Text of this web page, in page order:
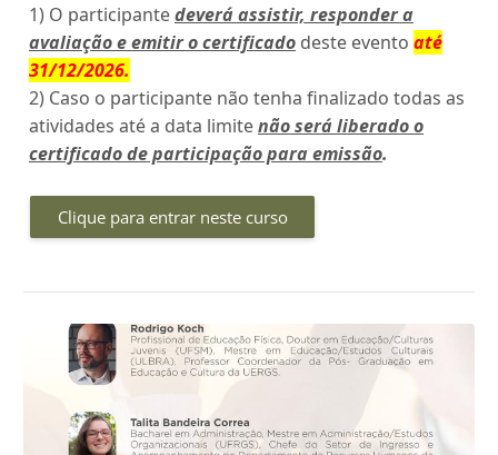
1) O participantedeverá assistir, responder a
avaliação e emitir o certificado deste evento até
31/12/2026.
2) Caso o participante não tenha finalizado todas as
atividades até a data limitenão será liberado o
certificado de participação para emissão.
Clique para entrar neste curso